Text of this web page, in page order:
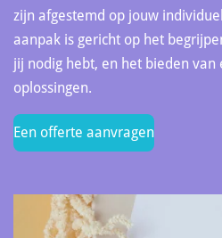
zijn afgestemd op jouw
aanpak is gericht op het
jij nodig hebt, en het bieden van
oplossingen.
Een offerte aanvragen